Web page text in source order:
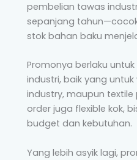
pembelian tawas
sepanjang
stok bahan baku
Promonya berlaku
industri, baik yang
industry, maupun textile
order juga flexible kok,
budget dan kebutuhan.
Yang lebih asyik lagi,